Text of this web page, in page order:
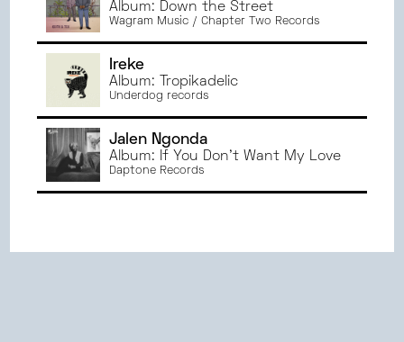
Album: Down the Street
Wagram Music / Chapter Two Records
Ireke
Album: Tropikadelic
Underdog records
Jalen Ngonda
Album: If You Don't Want My Love
Daptone Records